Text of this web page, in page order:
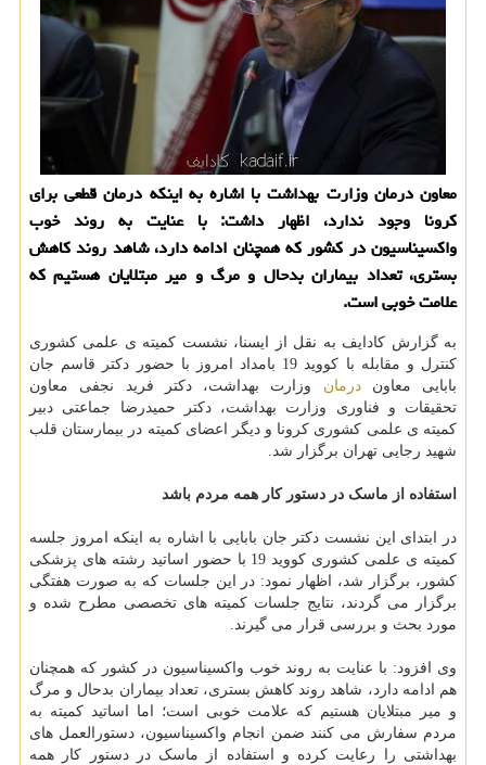
معاون درمان وزارت بهداشت با اشاره به اینکه درمان قطعی برای
کرونا وجود ندارد، اظهار داشت: با عنایت به روند خوب
واکسیناسیون در کشور که همچنان ادامه دارد، شاهد روند کاهش
بستری، تعداد بیماران بدحال و مرگ و میر مبتلایان هستیم که
علامت خوبی است.
به گزارش کادایف به نقل از ایسنا، نشست کمیته ی علمی کشوری
کنترل و مقابله با کووید 19 بامداد امروز با حضور دکتر قاسم جان
بابایی معاوندرمان وزارت بهداشت، دکتر فرید نجفی معاون
تحقیقات و فناوری وزارت بهداشت، دکتر حمیدرضا جماعتی دبیر
کمیته ی علمی کشوری کرونا و دیگر اعضای کمیته در بیمارستان قلب
شهید رجایی تهران برگزار شد.
استفاده از ماسک در دستور کار همه مردم باشد
در ابتدای این نشست دکتر جان بابایی با اشاره به اینکه امروز جلسه
کمیته ی علمی کشوری کووید 19 با حضور اساتید رشته های پزشکی
کشور، برگزار شد، اظهار نمود: در این جلسات که به صورت هفتگی
برگزار می گردند، نتایج جلسات کمیته های تخصصی مطرح شده و
مورد بحث و بررسی قرار می گیرند.
وی افزود: با عنایت به روند خوب واکسیناسیون در کشور که همچنان
هم ادامه دارد، شاهد روند کاهش بستری، تعداد بیماران بدحال و مرگ
و میر مبتلایان هستیم که علامت خوبی است؛ اما اساتید کمیته به
مردم سفارش می کنند ضمن انجام واکسیناسیون، دستورالعمل های
بهداشتی را رعایت کرده و استفاده از ماسک در دستور کار همه